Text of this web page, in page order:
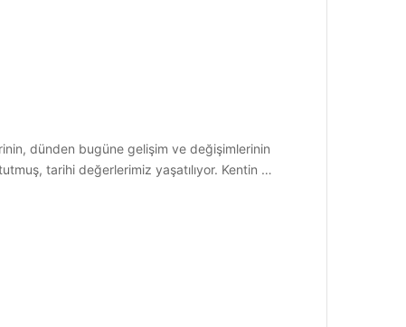
dünden bugüne gelişim ve değişimlerinin
tarihi değerlerimiz yaşatılıyor. Kentin …